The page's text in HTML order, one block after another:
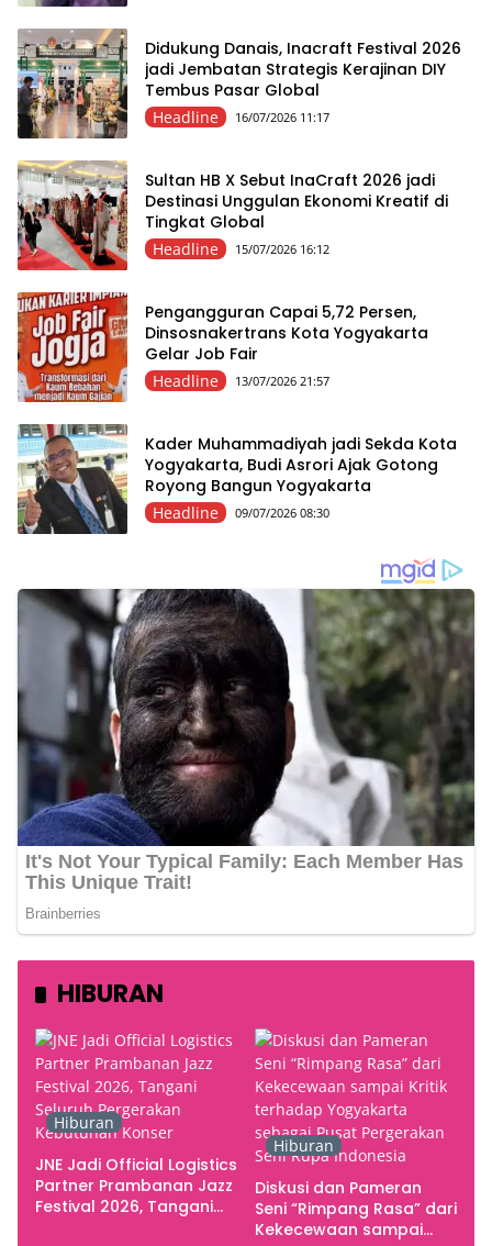
Didukung Danais, Inacraft Festival 2026
jadi Jembatan Strategis Kerajinan DIY
Tembus Pasar Global
Headline 16/07/2026 11:17
Sultan HB X Sebut InaCraft 2026 jadi
Destinasi Unggulan Ekonomi Kreatif di
Tingkat Global
Headline 15/07/2026 16:12
Pengangguran Capai 5,72 Persen,
Dinsosnakertrans Kota Yogyakarta
Gelar Job Fair
Headline 13/07/2026 21:57
Kader Muhammadiyah jadi Sekda Kota
Yogyakarta, Budi Asrori Ajak Gotong
Royong Bangun Yogyakarta
Headline 09/07/2026 08:30
HIBURAN
Hiburan
JNE Jadi Official Logistics
Partner Prambanan Jazz
Festival 2026, Tangani
Hiburan
Diskusi dan Pameran
Seni “Rimpang Rasa” dari
Kekecewaan sampai